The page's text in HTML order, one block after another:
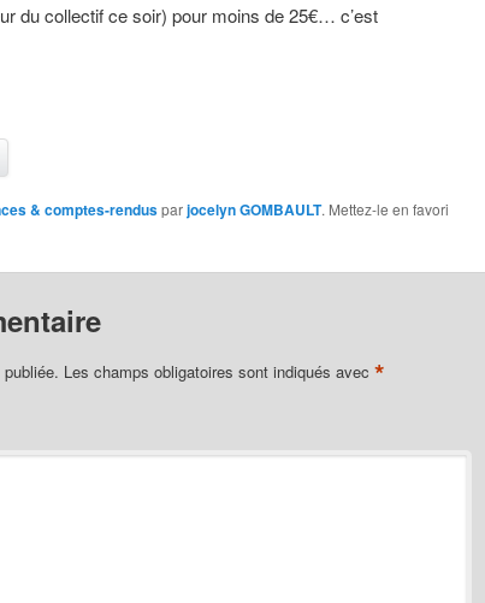
du collectif ce soir) pour moins de 25€… c’est
& comptes-rendusparjocelyn GOMBAULT. Mettez-le en favori
Les champs obligatoires sont indiqués avec *